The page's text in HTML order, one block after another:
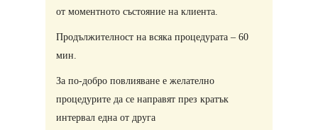
от моментното състояние на клиента.
Продължителност на всяка процедурата – 60
мин.
За по-добро повлияване е желателно
процедурите да се направят през кратък
интервал една от друга